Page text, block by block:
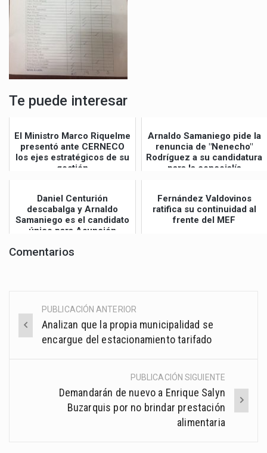
Te puede interesar
El Ministro Marco Riquelme
presentó ante CERNECO
los ejes estratégicos de su
gestión
Arnaldo Samaniego pide la
renuncia de "Nenecho"
Rodríguez a su candidatura
para la concejalía
Daniel Centurión
descabalga y Arnaldo
Samaniego es el candidato
único para Asunción
Fernández Valdovinos
ratifica su continuidad al
frente del MEF
Comentarios
Post
navigation
PUBLICACIÓN ANTERIOR
Analizan que la propia municipalidad se
encargue del estacionamiento tarifado
PUBLICACIÓN SIGUIENTE
Demandarán de nuevo a Enrique Salyn
Buzarquis por no brindar prestación
alimentaria